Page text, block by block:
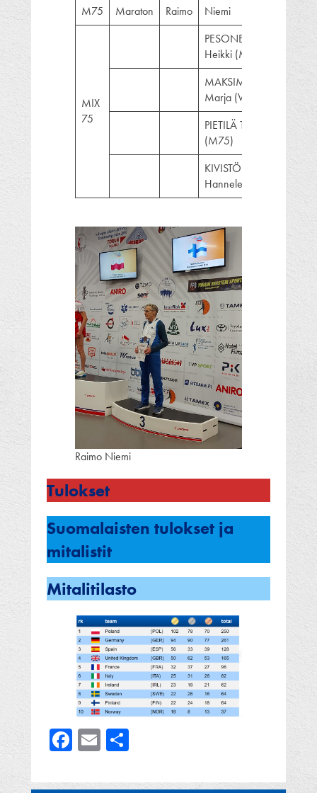
M75 Maraton Raimo Niemi
MIX
75
PESONEN
Heikki (M75)
MAKSIMAINEN
Marja (W75)
PIETILÄ Taisto
(M75)
KIVISTÖ
Hannele (W80)
Raimo Niemi
Tulokset
Suomalaisten tulokset ja
mitalistit
Mitalitilasto
Facebook
Email